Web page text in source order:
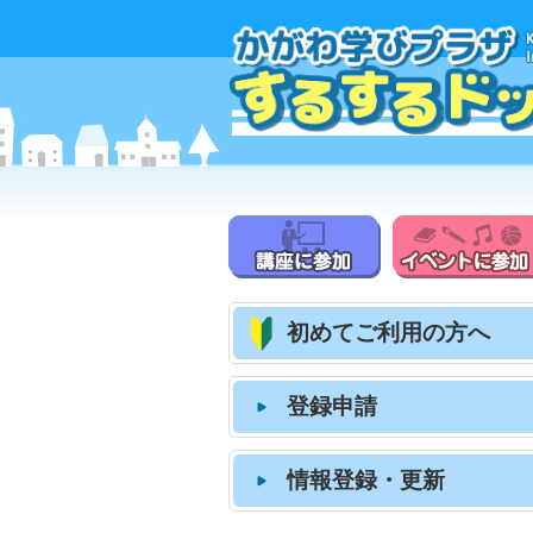
初めてご利用の方へ
登録申請
情報登録・更新